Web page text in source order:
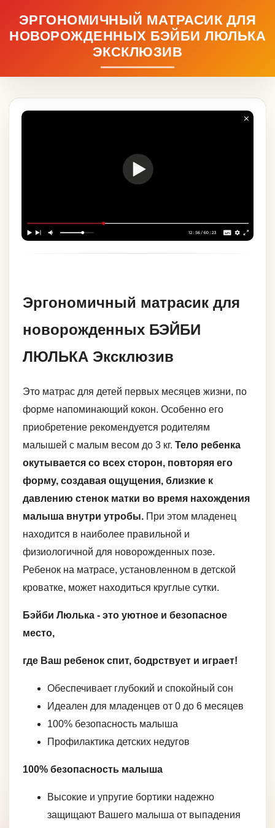
ЭРГОНОМИЧНЫЙ МАТРАСИК ДЛЯ
НОВОРОЖДЕННЫХ БЭЙБИ ЛЮЛЬКА
ЭКСКЛЮЗИВ
Эргономичный матрасик для
новорожденных БЭЙБИ
ЛЮЛЬКА Эксклюзив
Это матрас для детей первых месяцев жизни, по
форме напоминающий кокон. Особенно его
приобретение рекомендуется родителям
малышей с малым весом до 3 кг. Тело ребенка
окутывается со всех сторон, повторяя его
форму, создавая ощущения, близкие к
давлению стенок матки во время нахождения
малыша внутри утробы. При этом младенец
находится в наиболее правильной и
физиологичной для новорожденных позе.
Ребенок на матрасе, установленном в детской
кроватке, может находиться круглые сутки.
Бэйби Люлька - это уютное и безопасное
место,
где Ваш ребенок спит, бодрствует и играет!
Обеспечивает глубокий и спокойный сон
Идеален для младенцев от 0 до 6 месяцев
100% безопасность малыша
Профилактика детских недугов
100% безопасность малыша
Высокие и упругие бортики надежно
защищают Вашего малыша от выпадения